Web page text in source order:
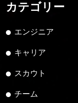
カテゴリー
エンジニア
キャリア
スカウト
チーム